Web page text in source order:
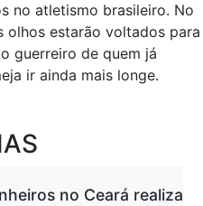
no atletismo brasileiro. No
olhos estarão voltados para
guerreiro de quem já
ir ainda mais longe.
no Ceará realiza